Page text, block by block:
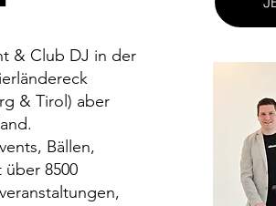
& Club DJ in der
& Tirol) aber
Bällen,
8500